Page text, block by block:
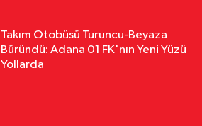
Takım Otobüsü Turuncu-Beyaza
Büründü: Adana 01 FK'nın Yeni Yüzü
Yollarda